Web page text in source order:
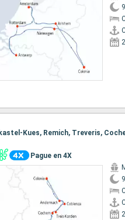
Kues, Remich, Treveris,
Pague en 4X